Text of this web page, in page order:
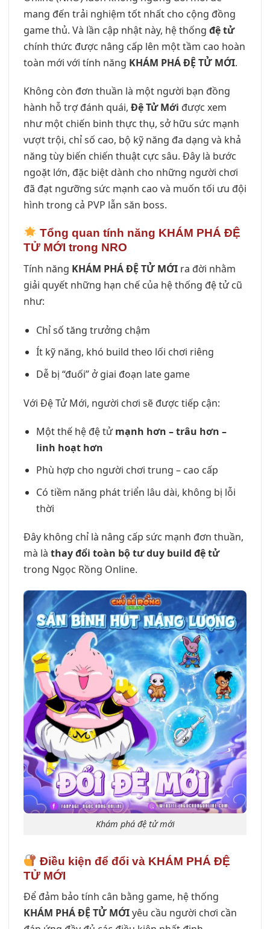
mang đến trải nghiệm tốt nhất cho cộng đồng
game thủ. Và lần cập nhật này, hệ thống đệ tử
chính thức được nâng cấp lên một tầm cao hoàn
toàn mới với tính năng KHÁM PHÁ ĐỆ TỬ MỚI.
Không còn đơn thuần là một người bạn đồng
hành hỗ trợ đánh quái, Đệ Tử Mới được xem
như một chiến binh thực thụ, sở hữu sức mạnh
vượt trội, chỉ số cao, bộ kỹ năng đa dạng và khả
năng tùy biến chiến thuật cực sâu. Đây là bước
ngoặt lớn, đặc biệt dành cho những người chơi
đã đạt ngưỡng sức mạnh cao và muốn tối ưu đội
hình trong cả PVP lẫn săn boss.
Tổng quan tính năng KHÁM PHÁ ĐỆ
TỬ MỚI trong NRO
Tính năng KHÁM PHÁ ĐỆ TỬ MỚI ra đời nhằm
giải quyết những hạn chế của hệ thống đệ tử cũ
như:
Chỉ số tăng trưởng chậm
Ít kỹ năng, khó build theo lối chơi riêng
Dễ bị “đuối” ở giai đoạn late game
Với Đệ Tử Mới, người chơi sẽ được tiếp cận:
Một thế hệ đệ tửmạnh hơn – trâu hơn –
linh hoạt hơn
Phù hợp cho người chơi trung – cao cấp
Có tiềm năng phát triển lâu dài, không bị lỗi
thời
Đây không chỉ là nâng cấp sức mạnh đơn thuần,
mà là thay đổi toàn bộ tư duy build đệ tử
trong Ngọc Rồng Online.
Khám phá đệ tử mới
Điều kiện để đổi và KHÁM PHÁ ĐỆ
TỬ MỚI
Để đảm bảo tính cân bằng game, hệ thống
KHÁM PHÁ ĐỆ TỬ MỚIyêu cầu người chơi cần